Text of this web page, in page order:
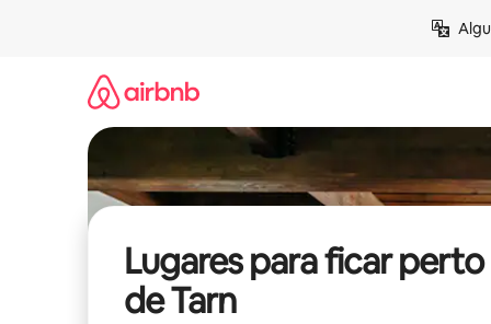
Lugares para ficar perto
de Tarn